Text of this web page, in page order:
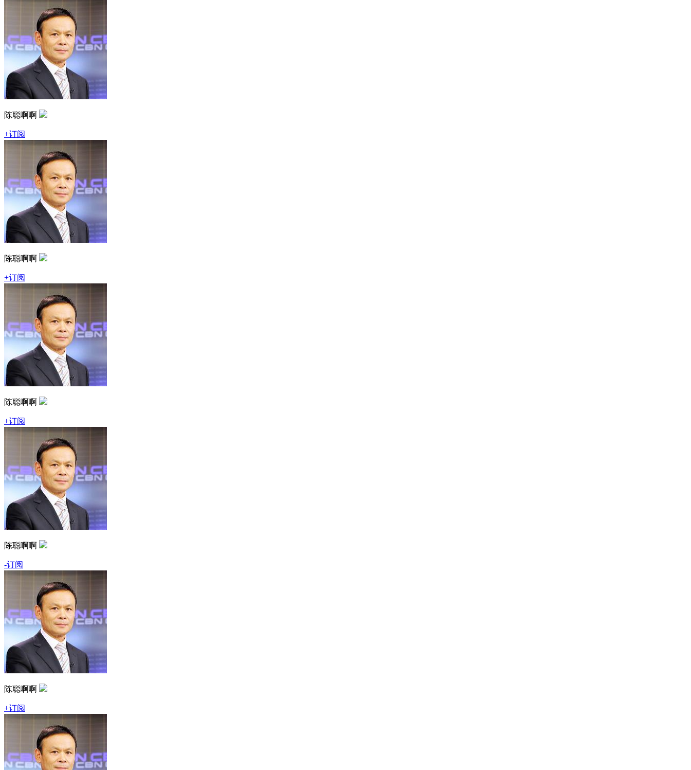
陈聪啊啊
+订阅
陈聪啊啊
+订阅
陈聪啊啊
+订阅
陈聪啊啊
-订阅
陈聪啊啊
+订阅